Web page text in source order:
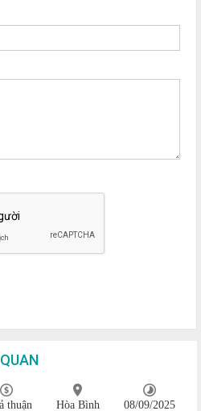
thuận Hòa Bình 08/09/2025